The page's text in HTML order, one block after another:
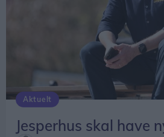
Aktuelt
Jesperhus skal have